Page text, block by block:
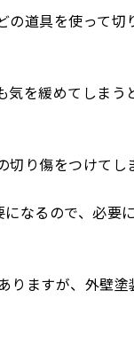
道具を使って切
を緩めてしまう
り傷をつけてし
なるので、必要
りますが、外壁